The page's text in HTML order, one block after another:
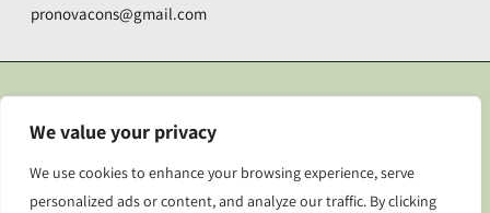
We value your privacy
We use cookies to enhance your browsing experience, serve
personalized ads or content, and analyze our traffic. By clicking
pronovacons@gmail.com
Accesibilidad. Diseñado por